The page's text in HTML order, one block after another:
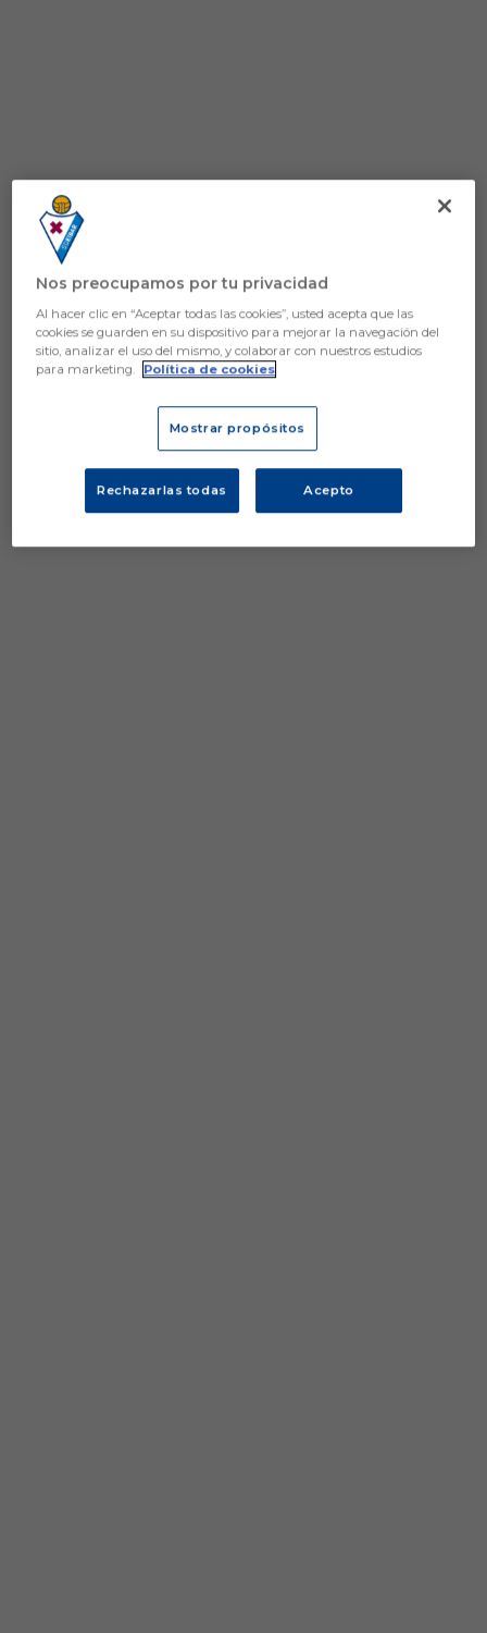
Nos preocupamos por tu privacidad
Al hacer clic en “Aceptar todas las cookies”, usted acepta que las
cookies se guarden en su dispositivo para mejorar la navegación del
sitio, analizar el uso del mismo, y colaborar con nuestros estudios
para marketing.
Política de cookies
Mostrar propósitos
Rechazarlas todas Acepto